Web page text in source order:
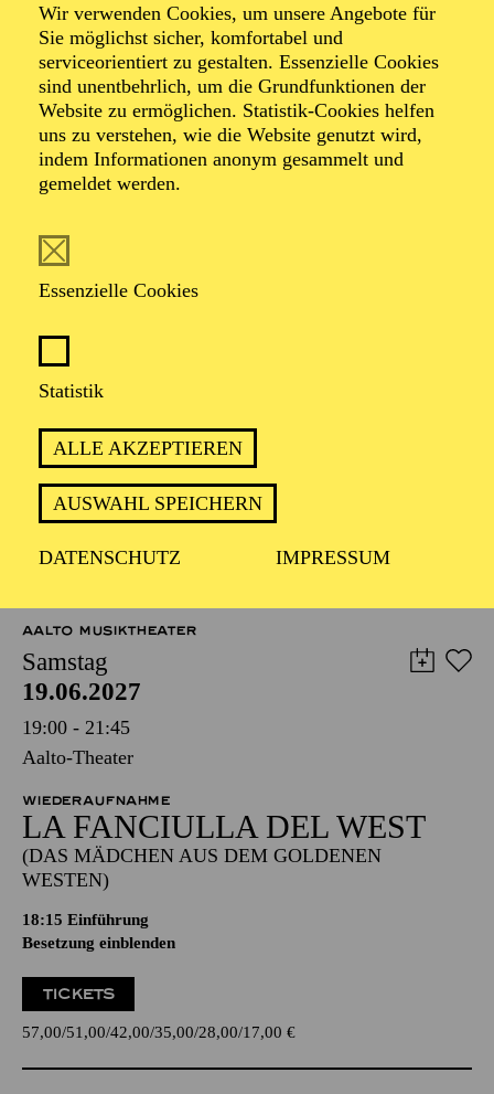
Wir verwenden Cookies, um unsere Angebote für
Sie möglichst sicher, komfortabel und
serviceorientiert zu gestalten. Essenzielle Cookies
sind unentbehrlich, um die Grundfunktionen der
Website zu ermöglichen. Statistik-Cookies helfen
uns zu verstehen, wie die Website genutzt wird,
indem Informationen anonym gesammelt und
gemeldet werden.
Essenzielle Cookies
Statistik
ALLE AKZEPTIEREN
AUSWAHL SPEICHERN
DATENSCHUTZ IMPRESSUM
Saarbrücken und das Schauspiel Stuttgart. Diese
Spielzeit u. a. auch das Theater an der Wien.
Seit 2021 besteht ein Lehrauftrag an der Hochschule für
Musik "Hanns Eisler" in Berlin.
Ralf Käselau arbeitet mit den Regisseur*innen Corinna
von Rad und Lorenzo Fioroni. Mit Dirk Schmeding
verbindet ihn eine langjährige Zusammenarbeit, zuletzt
2024/2025 für "Pagliacci" an der Staatsoper Hannover.
TERMINE UND TICKETS
AALTO MUSIKTHEATER
Samstag
19.06.2027
19:00 - 21:45
Aalto-Theater
WIEDERAUFNAHME
LA FANCIULLA DEL WEST
(DAS MÄDCHEN AUS DEM GOLDENEN
WESTEN)
18:15 Einführung
Besetzung einblenden
TICKETS
57,00 51,00 42,00 35,00 28,00 17,00 €